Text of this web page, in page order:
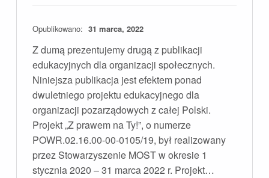
Opublikowano: 31 marca, 2022
Z dumą prezentujemy drugą z publikacji
edukacyjnych dla organizacji społecznych.
Niniejsza publikacja jest efektem ponad
dwuletniego projektu edukacyjnego dla
organizacji pozarządowych z całej Polski.
Projekt „Z prawem na Ty!”, o numerze
POWR.02.16.00-00-0105/19, był realizowany
przez Stowarzyszenie MOST w okresie 1
stycznia 2020 – 31 marca 2022 r. Projekt…